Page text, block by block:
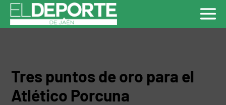
Tres puntos de oro para el
Atlético Porcuna